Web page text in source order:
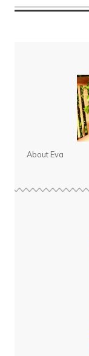
About Eva